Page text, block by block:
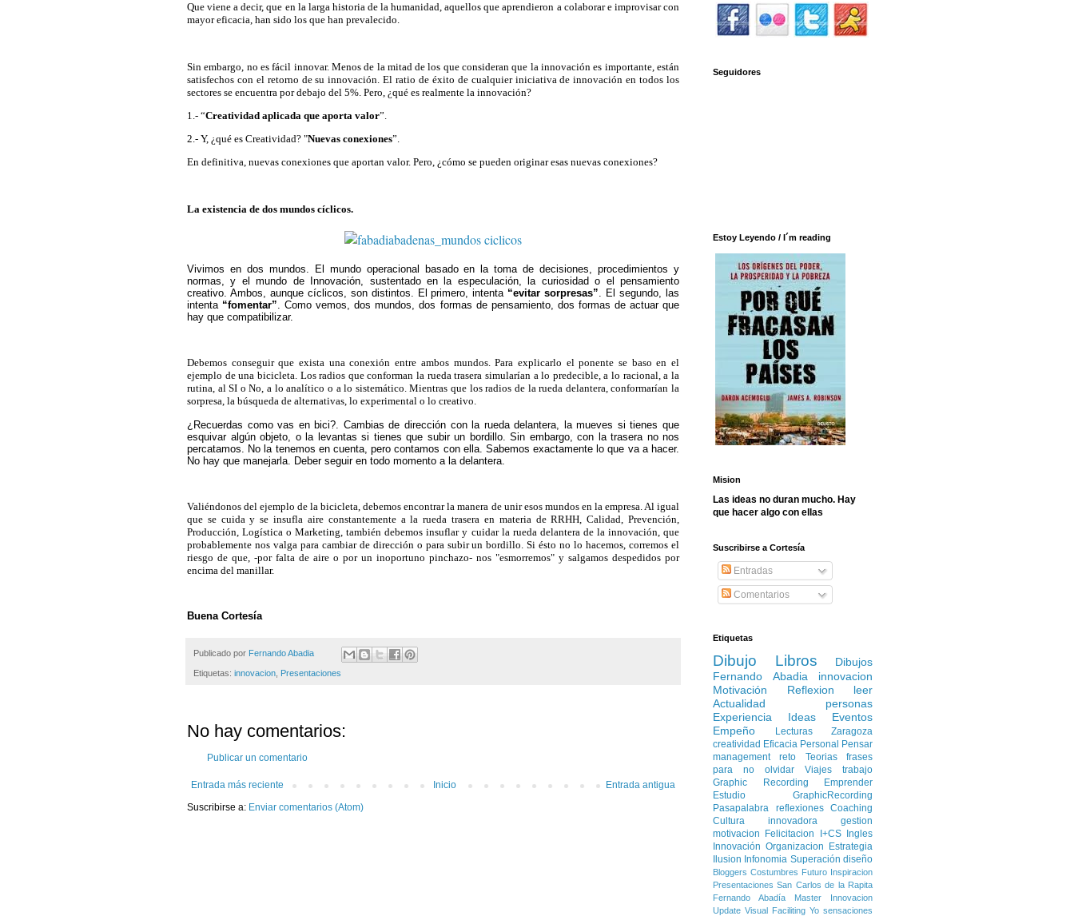
Que viene a decir, que en la larga historia de la humanidad, aquellos que aprendieron a colaborar e improvisar con
mayor eficacia, han sido los que han prevalecido.
Sin embargo, no es fácil innovar. Menos de la mitad de los que consideran que la innovación es importante, están
satisfechos con el retorno de su innovación. El ratio de éxito de cualquier iniciativa de innovación en todos los
sectores se encuentra por debajo del 5%. Pero, ¿qué es realmente la innovación?
1.- “Creatividad aplicada que aporta valor”.
2.- Y, ¿qué es Creatividad? "Nuevas conexiones”.
En definitiva, nuevas conexiones que aportan valor. Pero, ¿cómo se pueden originar esas nuevas conexiones?
La existencia de dos mundos cíclicos.
Vivimos en dos mundos. El mundo operacional basado en la toma de decisiones, procedimientos y
normas, y el mundo de Innovación, sustentado en la especulación, la curiosidad o el pensamiento
creativo. Ambos, aunque cíclicos, son distintos. El primero, intenta “evitar sorpresas” . El segundo, las
intenta “fomentar” . Como vemos, dos mundos, dos formas de pensamiento, dos formas de actuar que
hay que compatibilizar.
Debemos conseguir que exista una conexión entre ambos mundos. Para explicarlo el ponente se baso en el
ejemplo de una bicicleta. Los radios que conforman la rueda trasera simularían a lo predecible, a lo racional, a la
rutina, al SI o No, a lo analítico o a lo sistemático. Mientras que los radios de la rueda delantera, conformarían la
sorpresa, la búsqueda de alternativas, lo experimental o lo creativo.
¿Recuerdas como vas en bici?. Cambias de dirección con la rueda delantera, la mueves si tienes que
esquivar algún objeto, o la levantas si tienes que subir un bordillo. Sin embargo, con la trasera no nos
percatamos. No la tenemos en cuenta, pero contamos con ella. Sabemos exactamente lo que va a hacer.
No hay que manejarla. Deber seguir en todo momento a la delantera.
Valiéndonos del ejemplo de la bicicleta, debemos encontrar la manera de unir esos mundos en la empresa. Al igual
que se cuida y se insufla aire constantemente a la rueda trasera en materia de RRHH, Calidad, Prevención,
Producción, Logística o Marketing, también debemos insuflar y cuidar la rueda delantera de la innovación, que
probablemente nos valga para cambiar de dirección o para subir un bordillo. Si ésto no lo hacemos, corremos el
riesgo de que, -por falta de aire o por un inoportuno pinchazo- nos "esmorremos" y salgamos despedidos por
encima del manillar.
Buena Cortesía
Publicado por Fernando Abadia
Etiquetas: innovacion Presentaciones
No hay comentarios:
Publicar un comentario
Entrada más reciente Entrada antigua
Inicio
Suscribirse a: Enviar comentarios (Atom)
Seguidores
Estoy Leyendo / I´m reading
Mision
Las ideas no duran mucho. Hay
que hacer algo con ellas
Suscribirse a Cortesía
Entradas
Comentarios
Etiquetas
Dibujo Libros
Dibujos
Fernando Abadia
innovacion
Motivación
Reflexion
leer
Actualidad
personas
Experiencia
Ideas
Eventos
Empeño
Lecturas
Zaragoza
creatividad Eficacia Personal Pensar
management
reto Teorias
frases
para no olvidar
Viajes
trabajo
Graphic Recording
Emprender
Estudio
GraphicRecording
Pasapalabra
reflexiones
Coaching
Cultura innovadora
gestion
motivacion
Felicitacion I+CS
Ingles
Innovación Organizacion
Estrategia
Ilusion Infonomia Superación diseño
Bloggers Costumbres Futuro Inspiracion
Presentaciones San Carlos de la Rapita
Fernando Abadía
Master Innovacion
Update Visual Faciliting Yo sensaciones